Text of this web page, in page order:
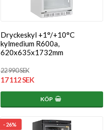
Dryckeskyl +1°/+10°C
kylmedium R600a,
620x635x1732mm
22 990 SEK
17 112 SEK
KÖP
- 26%